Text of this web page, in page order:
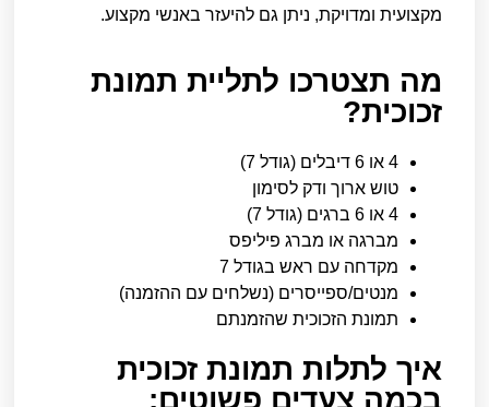
מקצועית ומדויקת, ניתן גם להיעזר באנשי מקצוע.
מה תצטרכו לתליית תמונת
זכוכית?
4 או 6 דיבלים (גודל 7)
טוש ארוך ודק לסימון
4 או 6 ברגים (גודל 7)
מברגה או מברג פיליפס
מקדחה עם ראש בגודל 7
מנטים/ספייסרים (נשלחים עם ההזמנה)
תמונת הזכוכית שהזמנתם
איך לתלות תמונת זכוכית
בכמה צעדים פשוטים: